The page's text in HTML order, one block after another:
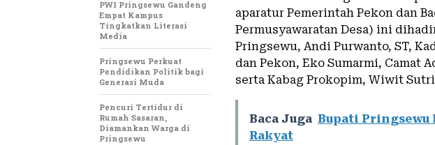
aparatur Pemerintah Pekon dan
Permusyawaratan Desa) ini
Pringsewu, Andi Purwanto, ST,
dan Pekon, Eko Sumarmi, Camat
serta Kabag Prokopim, Wiwit
Baca Juga Bupati Pringsewu
Rakyat
PWI Pringsewu Gandeng
Empat Kampus
Tingkatkan Literasi
Media
Pringsewu Perkuat
Pendidikan Politik bagi
Generasi Muda
Pencuri Tertidur di
Rumah Sasaran,
Diamankan Warga di
Pringsewu